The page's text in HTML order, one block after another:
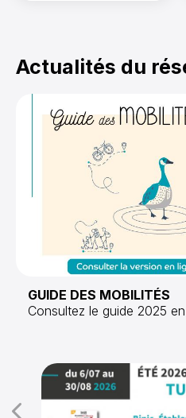
Actualités du
GUIDE DES MOBILITÉS
Consultez le guide 2025